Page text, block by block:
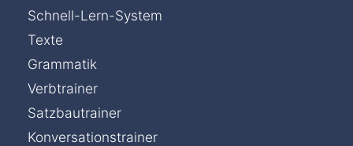
Schnell-Lern-System
Texte
Grammatik
Verbtrainer
Satzbautrainer
Konversationstrainer